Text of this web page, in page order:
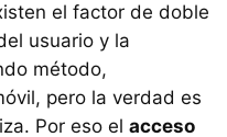
el factor de doble
usuario y la
método,
pero la verdad es
Por eso el acceso